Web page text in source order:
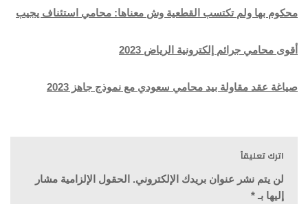
محكوم بها ولم تكتسب القطعية وش معناها: محامي استئناف يجيب
أقوى محامي جرائم إلكترونية الرياض 2023
صياغة عقد مقاولة بيد محامي سعودي مع نموذج جاهز 2023
اترك تعليقاً
لن يتم نشر عنوان بريدك الإلكتروني. الحقول الإلزامية مشار
إليها بـ *